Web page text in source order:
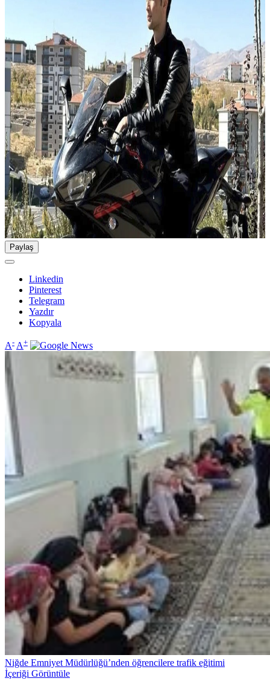
Paylaş
Linkedin
Pinterest
Telegram
Yazdır
Kopyala
A- A+
Niğde Emniyet Müdürlüğü’nden öğrencilere trafik eğitimi
İçeriği Görüntüle